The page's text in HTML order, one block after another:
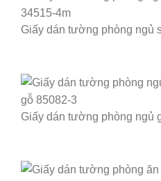
Giấy dán tường phòng ngủ
Giấy dán tường phòng ngủ